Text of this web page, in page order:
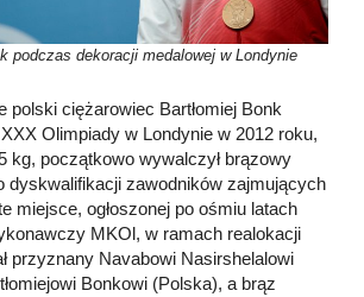
podczas dekoracji medalowej w Londynie
polski ciężarowiec Bartłomiej Bonk
Olimpiady w Londynie w 2012 roku,
kg, początkowo wywalczył brązowy
dyskwalifikacji zawodników zajmujących
miejsce, ogłoszonej po ośmiu latach
MKOl, w ramach realokacji
przyznany Navabowi Nasirshelalowi
Bonkowi (Polska), a brąz